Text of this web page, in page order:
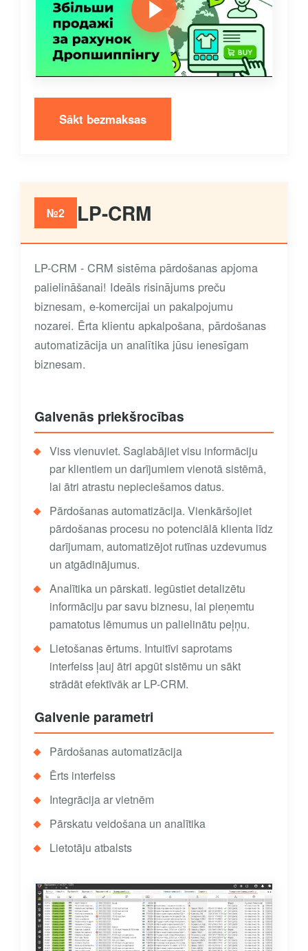
Sākt bezmaksas
№2 LP-CRM
LP-CRM - CRM sistēma pārdošanas apjoma
palielināšanai! Ideāls risinājums preču
biznesam, e-komercijai un pakalpojumu
nozarei. Ērta klientu apkalpošana, pārdošanas
automatizācija un analītika jūsu ienesīgam
biznesam.
Galvenās priekšrocības
Viss vienuviet. Saglabājiet visu informāciju
par klientiem un darījumiem vienotā sistēmā,
lai ātri atrastu nepieciešamos datus.
Pārdošanas automatizācija. Vienkāršojiet
pārdošanas procesu no potenciālā klienta līdz
darījumam, automatizējot rutīnas uzdevumus
un atgādinājumus.
Analītika un pārskati. Iegūstiet detalizētu
informāciju par savu biznesu, lai pieņemtu
pamatotus lēmumus un palielinātu peļņu.
Lietošanas ērtums. Intuitīvi saprotams
interfeiss ļauj ātri apgūt sistēmu un sākt
strādāt efektīvāk ar LP-CRM.
Galvenie parametri
Pārdošanas automatizācija
Ērts interfeiss
Integrācija ar vietnēm
Pārskatu veidošana un analītika
Lietotāju atbalsts